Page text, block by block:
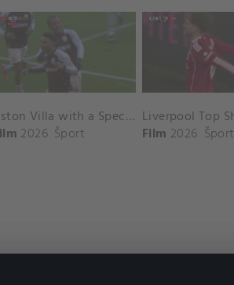
Aston Villa with a Spectacular Goal vs. Nottingham Forest
2026 Šport
Film 2026 Šport